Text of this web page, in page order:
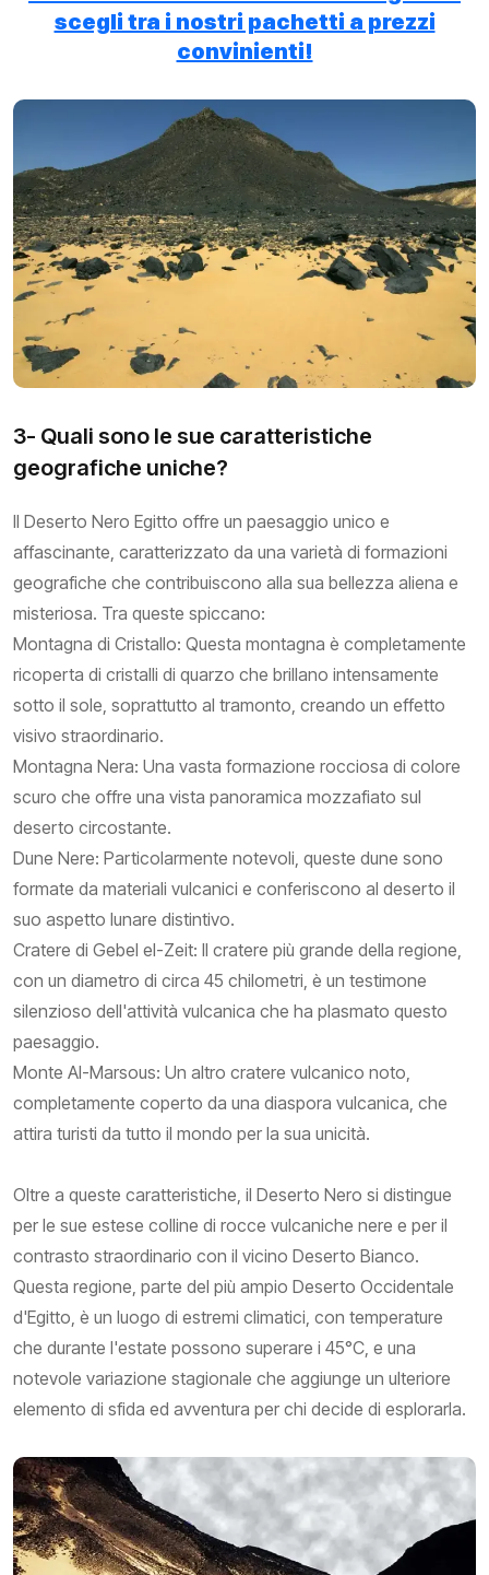
scegli tra i nostri pachetti a prezzi
convinienti!
3- Quali sono le sue caratteristiche
geografiche uniche?
Il Deserto Nero Egitto offre un paesaggio unico e
affascinante, caratterizzato da una varietà di formazioni
geografiche che contribuiscono alla sua bellezza aliena e
misteriosa. Tra queste spiccano:
Montagna di Cristallo: Questa montagna è completamente
ricoperta di cristalli di quarzo che brillano intensamente
sotto il sole, soprattutto al tramonto, creando un effetto
visivo straordinario.
Montagna Nera: Una vasta formazione rocciosa di colore
scuro che offre una vista panoramica mozzafiato sul
deserto circostante.
Dune Nere: Particolarmente notevoli, queste dune sono
formate da materiali vulcanici e conferiscono al deserto il
suo aspetto lunare distintivo.
Cratere di Gebel el-Zeit: Il cratere più grande della regione,
con un diametro di circa 45 chilometri, è un testimone
silenzioso dell'attività vulcanica che ha plasmato questo
paesaggio.
Monte Al-Marsous: Un altro cratere vulcanico noto,
completamente coperto da una diaspora vulcanica, che
attira turisti da tutto il mondo per la sua unicità.
Oltre a queste caratteristiche, il Deserto Nero si distingue
per le sue estese colline di rocce vulcaniche nere e per il
contrasto straordinario con il vicino Deserto Bianco.
Questa regione, parte del più ampio Deserto Occidentale
d'Egitto, è un luogo di estremi climatici, con temperature
che durante l'estate possono superare i 45°C, e una
notevole variazione stagionale che aggiunge un ulteriore
elemento di sfida ed avventura per chi decide di esplorarla.